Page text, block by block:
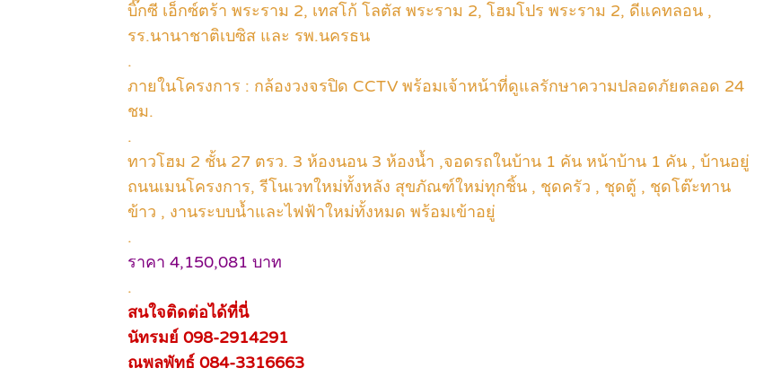
บิ๊กซี เอ็กซ์ตร้า พระราม 2, เทสโก้ โลตัส พระราม 2, โฮมโปร พระราม 2, ดีแคทลอน ,
รร.นานาชาติเบซิส และ รพ.นครธน
.
ภายในโครงการ : กล้องวงจรปิด CCTV พร้อมเจ้าหน้าที่ดูแลรักษาความปลอดภัยตลอด 24
ชม.
.
ทาวโฮม 2 ชั้น 27 ตรว. 3 ห้องนอน 3 ห้องน้ำ ,จอดรถในบ้าน 1 คัน หน้าบ้าน 1 คัน , บ้านอยู่
ถนนเมนโครงการ, รีโนเวทใหม่ทั้งหลัง สุขภัณฑ์ใหม่ทุกชิ้น , ชุดครัว , ชุดตู้ , ชุดโต๊ะทาน
ข้าว , งานระบบน้ำและไฟฟ้าใหม่ทั้งหมด พร้อมเข้าอยู่
.
ราคา 4,150,081 บาท
.
สนใจติดต่อได้ที่นี่
นัทรมย์ 098-2914291
ณพลพัทธ์ 084-3316663